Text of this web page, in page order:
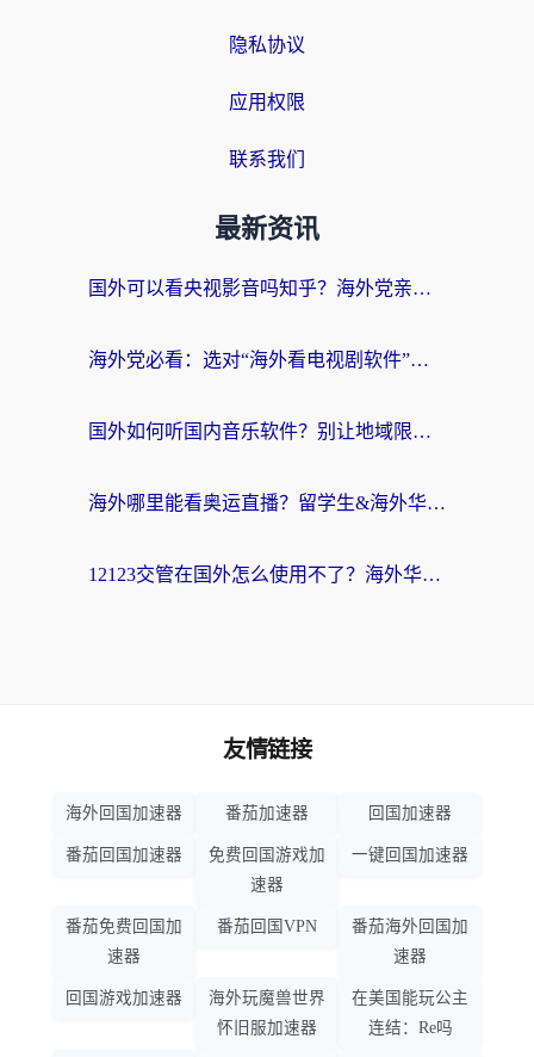
隐私协议
应用权限
联系我们
最新资讯
国外可以看央视影音吗知乎？海外党亲测有效的回国加速方案
海外党必看：选对“海外看电视剧软件”，再也不用愁国内剧刷不了
国外如何听国内音乐软件？别让地域限制，断了你的中文歌单
海外哪里能看奥运直播？留学生&海外华人必看的体育赛事观赛终极指南
12123交管在国外怎么使用不了？海外华人必看的无缝访问国内资源指南
友情链接
海外回国加速器 番茄加速器 回国加速器
番茄回国加速器
免费回国游戏加
速器
一键回国加速器
番茄免费回国加
速器
番茄回国VPN
番茄海外回国加
速器
回国游戏加速器
海外玩魔兽世界
怀旧服加速器
在美国能玩公主
连结：Re吗